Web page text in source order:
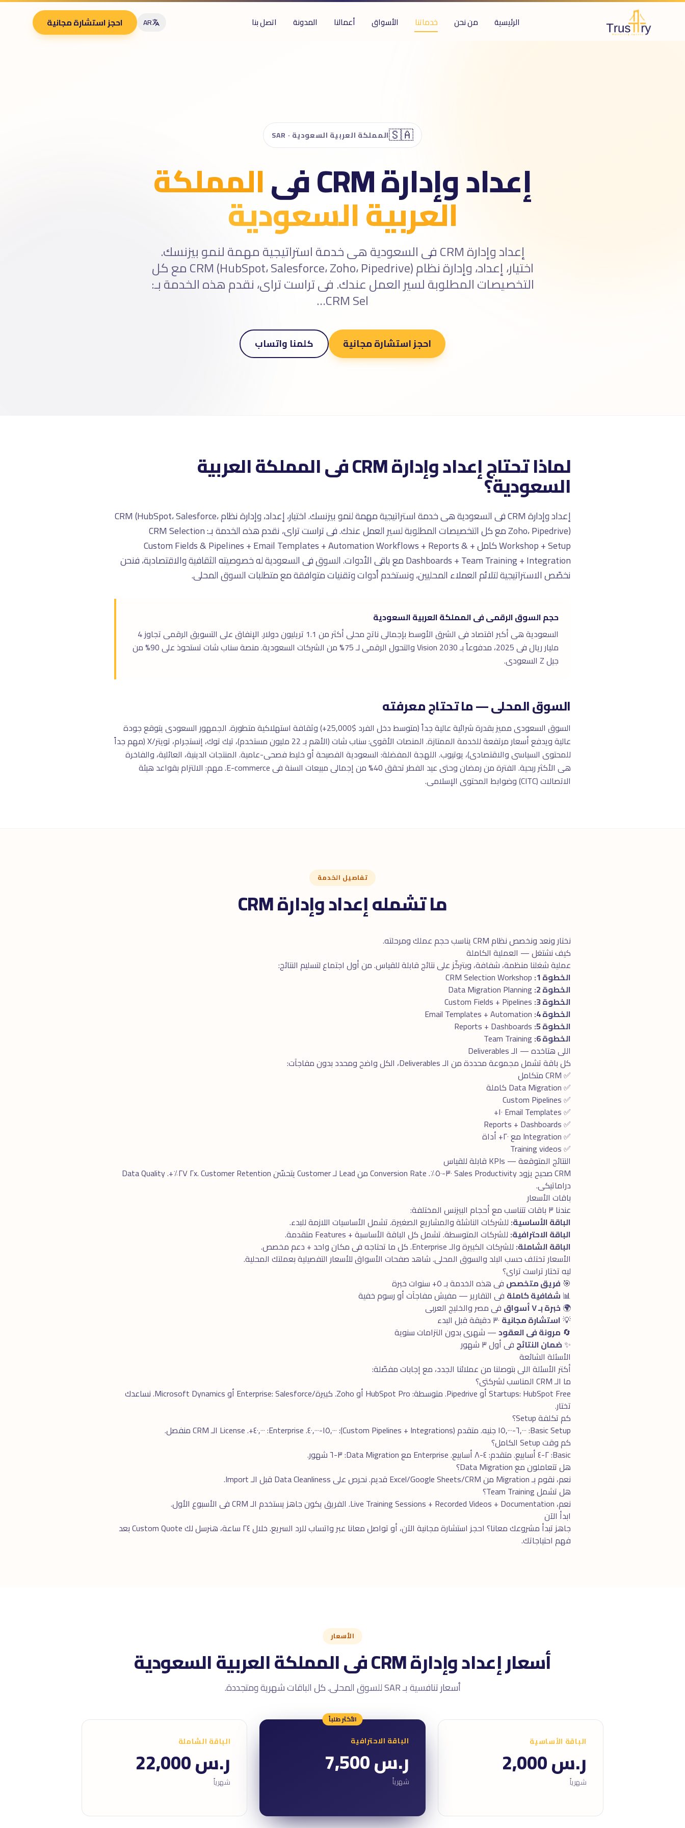
الرئيسية من نحن خدماتنا الأسواق أعمالنا المدونة اتصل بنا AR
احجز استشارة مجانية
🇸🇦المملكة العربية السعودية · SAR
إعداد وإدارة CRM فى المملكة
العربية السعودية
إعداد وإدارة CRM فى السعودية هى خدمة استراتيجية مهمة لنمو بيزنسك.
اختيار، إعداد، وإدارة نظام CRM (HubSpot، Salesforce، Zoho، Pipedrive) مع كل
التخصيصات المطلوبة لسير العمل عندك. فى تراست تراى، نقدم هذه الخدمة بـ:
CRM Sel…
احجز استشارة مجانية كلمنا واتساب
لماذا تحتاج إعداد وإدارة CRM فى المملكة العربية
السعودية؟
إعداد وإدارة CRM فى السعودية هى خدمة استراتيجية مهمة لنمو بيزنسك. اختيار، إعداد، وإدارة نظام CRM (HubSpot، Salesforce،
Zoho، Pipedrive) مع كل التخصيصات المطلوبة لسير العمل عندك. فى تراست تراى، نقدم هذه الخدمة بـ: CRM Selection
Workshop + Setup كامل + Custom Fields & Pipelines + Email Templates + Automation Workflows + Reports &
Dashboards + Team Training + Integration مع باقى الأدوات. السوق فى السعودية له خصوصيته الثقافية والاقتصادية، فنحن
نخصّص الاستراتيجية لتلائم العملاء المحليين، ونستخدم أدوات وتقنيات متوافقة مع متطلبات السوق المحلى.
حجم السوق الرقمى فى المملكة العربية السعودية
السعودية هى أكبر اقتصاد فى الشرق الأوسط بإجمالى ناتج محلى أكثر من 1.1 تريليون دولار. الإنفاق على التسويق الرقمى تجاوز 4
مليار ريال فى 2025، مدفوعاً بـ Vision 2030 والتحول الرقمى لـ 75% من الشركات السعودية. منصة سناب شات تستحوذ على 90% من
جيل Z السعودى.
السوق المحلى — ما تحتاج معرفته
السوق السعودى مميز بقدرة شرائية عالية جداً (متوسط دخل الفرد $25,000+) وثقافة استهلاكية متطورة. الجمهور السعودى يتوقع جودة
عالية ويدفع أسعار مرتفعة للخدمة الممتازة. المنصات الأقوى: سناب شات (الأهم بـ 22 مليون مستخدم)، تيك توك، إنستجرام، تويتر/X (مهم جداً
للمحتوى السياسى والاقتصادى)، يوتيوب. اللهجة المفضلة: السعودية الفصيحة أو خليط فصحى-عامية. المنتجات الدينية، العائلية، والفاخرة
هى الأكثر ربحية. الفترة من رمضان وحتى عيد الفطر تحقق 40% من إجمالى مبيعات السنة فى E-commerce. مهم: الالتزام بقواعد هيئة
الاتصالات (CITC) وضوابط المحتوى الإسلامى.
تفاصيل الخدمة
ما تشمله إعداد وإدارة CRM
نختار ونعد ونخصص نظام CRM يناسب حجم عملك ومرحلته.
كيف نشتغل — العملية الكاملة
عملية شغلنا منظمة، شفافة، وبتركّز على نتائج قابلة للقياس. من أول اجتماع لتسليم النتائج:
الخطوة 1:
الخطوة 2:
الخطوة 3:
الخطوة 4:
الخطوة 5:
الخطوة 6:
اللى هتاخده — الـ Deliverables
كل باقة تشمل مجموعة محددة من الـ Deliverables، الكل واضح ومحدد بدون مفاجآت:
✅ CRM متكامل
✅ Data Migration كاملة
✅ Custom Pipelines
✅ Email Templates ١٠+
✅ Reports + Dashboards
✅ Integration مع ٢٠+ أداة
✅ Training videos
النتائج المتوقعة — KPIs قابلة للقياس
CRM صحيح يزود Sales Productivity ٣٠-٥٠٪. Conversion Rate من Lead لـ Customer يتحسّن ٢x. Customer Retention ٢٧٪+. Data Quality
دراماتيكى.
باقات الأسعار
عندنا ٣ باقات تتناسب مع أحجام البيزنس المختلفة:
الباقة الأساسية: للشركات الناشئة والمشاريع الصغيرة. تشمل الأساسيات اللازمة للبدء.
الباقة الاحترافية: للشركات المتوسطة. تشمل كل الباقة الأساسية + Features متقدمة.
الباقة الشاملة: للشركات الكبيرة والـ Enterprise. كل ما تحتاجه فى مكان واحد + دعم مخصص.
الأسعار تختلف حسب البلد والسوق المحلى. شاهد صفحات الأسواقللأسعار التفصيلية بعملتك المحلية.
ليه تختار تراست تراى؟
🎯 فريق متخصص فى هذه الخدمة بـ ٥+ سنوات خبرة
📊 شفافية كاملة فى التقارير — مفيش مفاجآت أو رسوم خفية
🌍خبرة بـ ٧ أسواق
فى مصر والخليج العربى
💡استشارة مجانية
🔄 مرونة فى العقود— شهرى بدون التزامات سنوية
✨ضمان النتائج فى أول ٣ شهور
الأسئلة الشائعة
أكتر الأسئلة اللى بتوصلنا من عملائنا الجدد، مع إجابات مفصّلة:
ما الـ CRM المناسب لشركتى؟
Startups: HubSpot Free أو Pipedrive. متوسطة: HubSpot Pro أو Zoho. كبيرة/Enterprise: Salesforce أو Microsoft Dynamics. نساعدك
تختار.
كم تكلفة Setup؟
Basic Setup: ٦,٠٠٠-١٥,٠٠٠ جنيه. متقدم (Custom Pipelines + Integrations): ١٥,٠٠٠-٤٠,٠٠٠. Enterprise: ٤٠,٠٠٠+. License الـ CRM منفصل.
كم وقت Setup الكامل؟
Basic: ٢-٤ أسابيع. متقدم: ٤-٨ أسابيع. Enterprise مع Data Migration: ٣-٦ شهور.
هل تتعاملون مع Data Migration؟
نعم، نقوم بـ Migration من Excel/Google Sheets/CRM قديم. نحرص على Data Cleanliness قبل الـ Import.
هل تشمل Team Training؟
نعم، Live Training Sessions + Recorded Videos + Documentation. الفريق يكون جاهز يستخدم الـ CRM فى الأسبوع الأول.
ابدأ الآن
جاهز تبدأ مشروعك معانا؟ احجز استشارة مجانية الآن، أو تواصل معانا عبر واتساب
للرد السريع. خلال ٢٤ ساعة، هنرسل لك Custom Quote بعد
فهم احتياجاتك.
الأسعار
أسعار إعداد وإدارة CRM فى المملكة العربية السعودية
أسعار تنافسية بـ SAR للسوق المحلى. كل الباقات شهرية ومتجددة.
الباقة الأساسية
ر.س 2,000
شهرياً
الأكثر طلباً
الباقة الاحترافية
ر.س 7,500
شهرياً
الباقة الشاملة
ر.س 22,000
شهرياً